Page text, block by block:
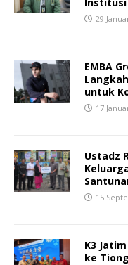
29
EMBA
untuk
17
Ustadz
15
K3
ke